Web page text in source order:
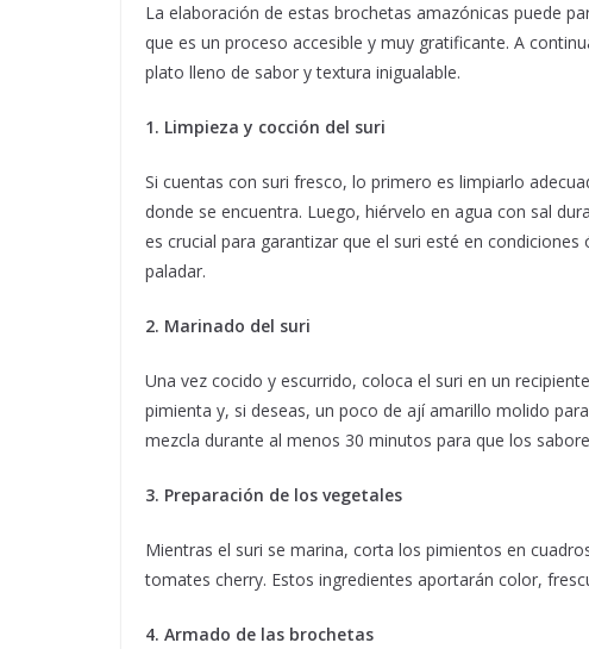
La elaboración de estas brochetas amazónicas puede
que es un proceso accesible y muy gratificante. A
plato lleno de sabor y textura inigualable.
1. Limpieza y cocción del suri
Si cuentas con suri fresco, lo primero es limpiarlo
donde se encuentra. Luego, hiérvelo en agua con sal
es crucial para garantizar que el suri esté en
paladar.
2. Marinado del suri
Una vez cocido y escurrido, coloca el suri en un
pimienta y, si deseas, un poco de ají amarillo molido
mezcla durante al menos 30 minutos para que los
3. Preparación de los vegetales
Mientras el suri se marina, corta los pimientos en
tomates cherry. Estos ingredientes aportarán color,
4. Armado de las brochetas